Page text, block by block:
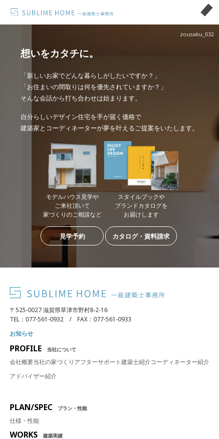
zousaku_032
想いをカタチに。
「新しいお家でどんな暮らしがしたいですか？」
「お住まいの間取りは何を優先されていますか？」
そんな会話から打ち合わせは始まります。
自分らしいデザイン住宅を手が届く価格で
建築家とコーディネーターが夢を叶えるご提案をいたします。
モデルハウス見学や
ご来社頂いて
家づくりのご相談など
見学予約
スタイルブックや
ブランドカタログを
お届けします
カタログ・資料請求
〒525-0027 滋賀県草津市野村8-2-16
TEL：077-561-0932 / FAX：077-561-0933
お知らせ
PROFILE 当社について
会社概要当社の家づくり アフターサポート建築士紹介コーディネーター紹介
アドバイザー紹介
PLAN/SPEC プラン・性能
仕様・性能
WORKS 建築実績